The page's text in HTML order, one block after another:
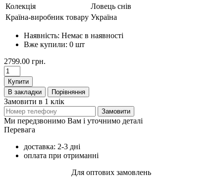
Колекція
Ловець снів
Країна-виробник товару Україна
Наявність: Немає в наявності
Вже купили: 0 шт
2799.00 грн.
Купити
В закладки
Порівняння
Замовити в 1 клік
Замовити
Ми передзвонимо Вам і уточнимо деталі
Перевага
доставка: 2-3 дні
оплата при отриманні
Для оптових замовлень